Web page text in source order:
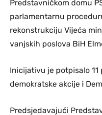
Predstavničkom domu
parlamentarnu
rekonstrukciju Vijeća
vanjskih poslova BiH
Inicijativu je potpisalo 11
demokratske akcije i
Predsjedavajući